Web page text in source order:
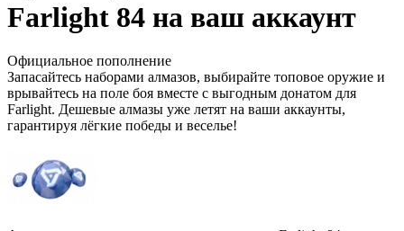
Farlight 84 на ваш аккаунт
Официальное пополнение
Запасайтесь наборами алмазов, выбирайте топовое оружие и
врывайтесь на поле боя вместе с выгодным донатом для
Farlight. Дешевые алмазы уже летят на ваши аккаунты,
гарантируя лёгкие победы и веселье!